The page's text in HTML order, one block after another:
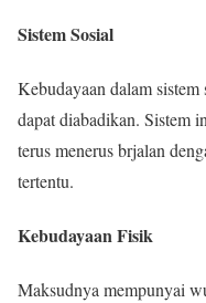
Sistem Sosial
Kebudayaan dalam
dapat diabadikan. Sistem
terus menerus brjalan
tertentu.
Kebudayaan Fisik
Maksudnya mempunyai